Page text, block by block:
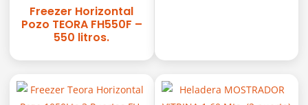
Freezer Horizontal
Pozo TEORA FH550F –
550 litros.